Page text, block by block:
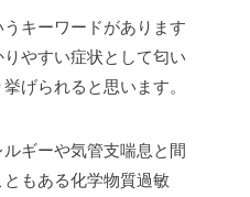
キーワードがあります
やすい症状として匂い
げられると思います。
ギーや気管支喘息と間
もある化学物質過敏